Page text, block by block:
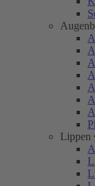
Lippen